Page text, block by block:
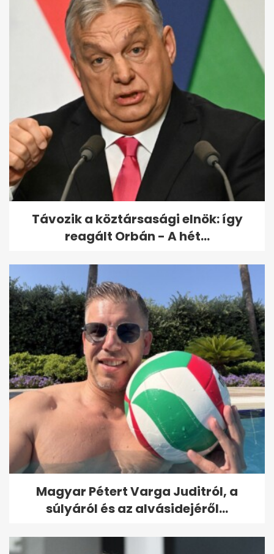
Döntött a bíróság Till Tamás
gyilkosáról
Távozik a köztársasági elnök: így
reagált Orbán - A hét...
Magyar Pétert Varga Juditról, a
súlyáról és az alvásidejéről...